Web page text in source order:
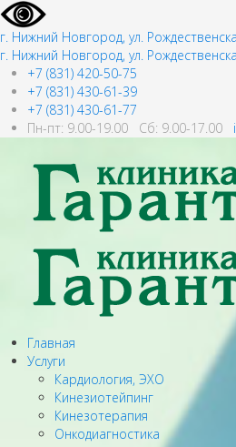
г. Нижний Новгород, ул.
г. Нижний Новгород, ул.
+7 (831) 420-50-75
+7 (831) 430-61-39
+7 (831) 430-61-77
Пн-пт: 9.00-19.00 Сб: 9.00-17.00
Главная
Услуги
Кардиология, ЭХО
Кинезиотейпинг
Кинезотерапия
Онкодиагностика